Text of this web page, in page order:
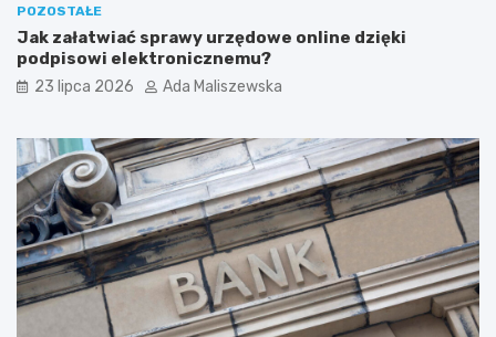
POZOSTAŁE
Jak załatwiać sprawy urzędowe online dzięki
podpisowi elektronicznemu?
23 lipca 2026 Ada Maliszewska